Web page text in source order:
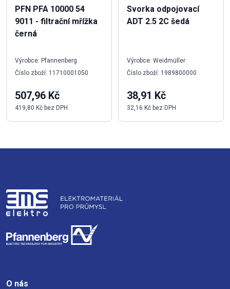
PFN PFA 10000 54
9011 - filtrační mřížka
černá
Výrobce: Pfannenberg
Číslo zboží: 11710001050
507,96 Kč
419,80 Kč bez DPH
Svorka odpojovací
ADT 2.5 2C šedá
Výrobce: Weidmüller
Číslo zboží: 1989800000
38,91 Kč
32,16 Kč bez DPH
O nás